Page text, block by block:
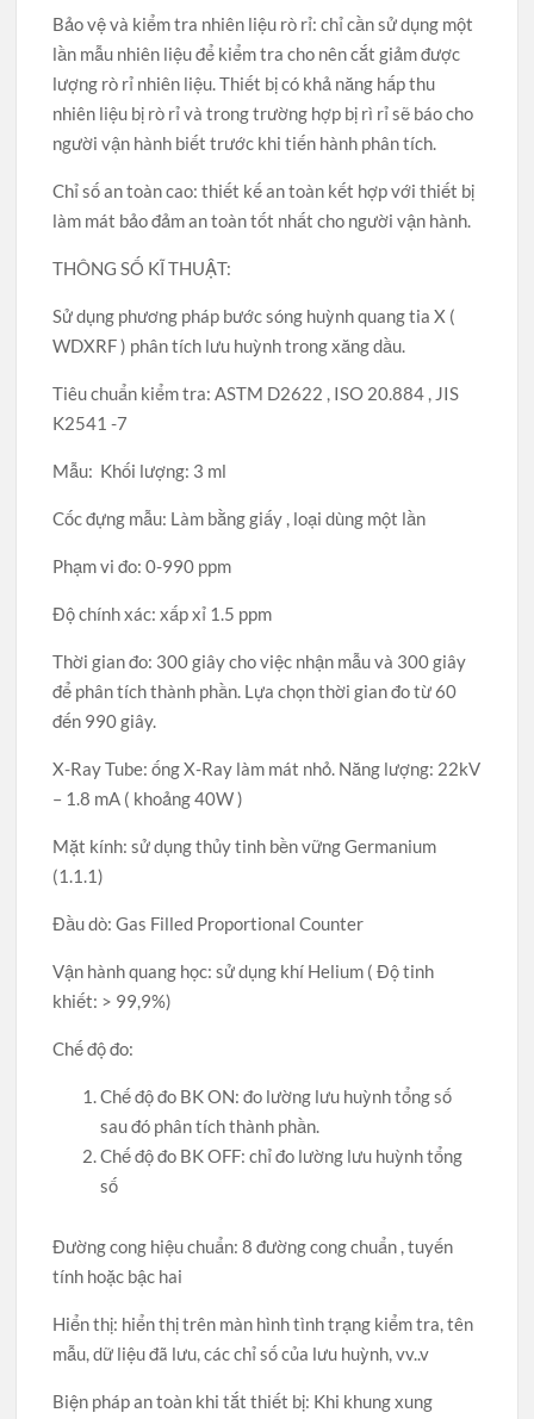
Bảo vệ và kiểm tra nhiên liệu rò rỉ: chỉ cần sử dụng một
lần mẫu nhiên liệu để kiểm tra cho nên cắt giảm được
lượng rò rỉ nhiên liệu. Thiết bị có khả năng hấp thu
nhiên liệu bị rò rỉ và trong trường hợp bị rì rỉ sẽ báo cho
người vận hành biết trước khi tiến hành phân tích.
Chỉ số an toàn cao: thiết kế an toàn kết hợp với thiết bị
làm mát bảo đảm an toàn tốt nhất cho người vận hành.
THÔNG SỐ KĨ THUẬT:
Sử dụng phương pháp bước sóng huỳnh quang tia X (
WDXRF ) phân tích lưu huỳnh trong xăng dầu.
Tiêu chuẩn kiểm tra: ASTM D2622 , ISO 20.884 , JIS
K2541 -7
Mẫu: Khối lượng: 3 ml
Cốc đựng mẫu: Làm bằng giấy , loại dùng một lần
Phạm vi đo: 0-990 ppm
Độ chính xác: xấp xỉ 1.5 ppm
Thời gian đo: 300 giây cho việc nhận mẫu và 300 giây
để phân tích thành phần. Lựa chọn thời gian đo từ 60
đến 990 giây.
X-Ray Tube: ống X-Ray làm mát nhỏ. Năng lượng: 22kV
– 1.8 mA ( khoảng 40W )
Mặt kính: sử dụng thủy tinh bền vững Germanium
(1.1.1)
Đầu dò: Gas Filled Proportional Counter
Vận hành quang học: sử dụng khí Helium ( Độ tinh
khiết: > 99,9%)
Chế độ đo:
Chế độ đo BK ON: đo lường lưu huỳnh tổng số
sau đó phân tích thành phần.
Chế độ đo BK OFF: chỉ đo lường lưu huỳnh tổng
số
Đường cong hiệu chuẩn: 8 đường cong chuẩn , tuyến
tính hoặc bậc hai
Hiển thị: hiển thị trên màn hình tình trạng kiểm tra, tên
mẫu, dữ liệu đã lưu, các chỉ số của lưu huỳnh, vv..v
Biện pháp an toàn khi tắt thiết bị: Khi khung xung